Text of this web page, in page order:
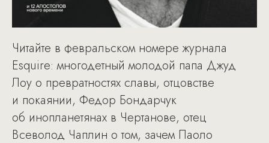
Читайте в февральском номере журнала
Esquire: многодетный молодой папа Джуд
Лоу о превратностях славы, отцовстве
и покаянии, Федор Бондарчук
об инопланетянах в Чертанове, отец
Всеволод Чаплин о том, зачем Паоло